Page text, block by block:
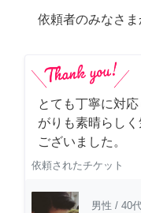
依頼者のみなさ
とても丁寧に対
がりも素晴らし
ございました。
依頼されたチケット
男性 / 40